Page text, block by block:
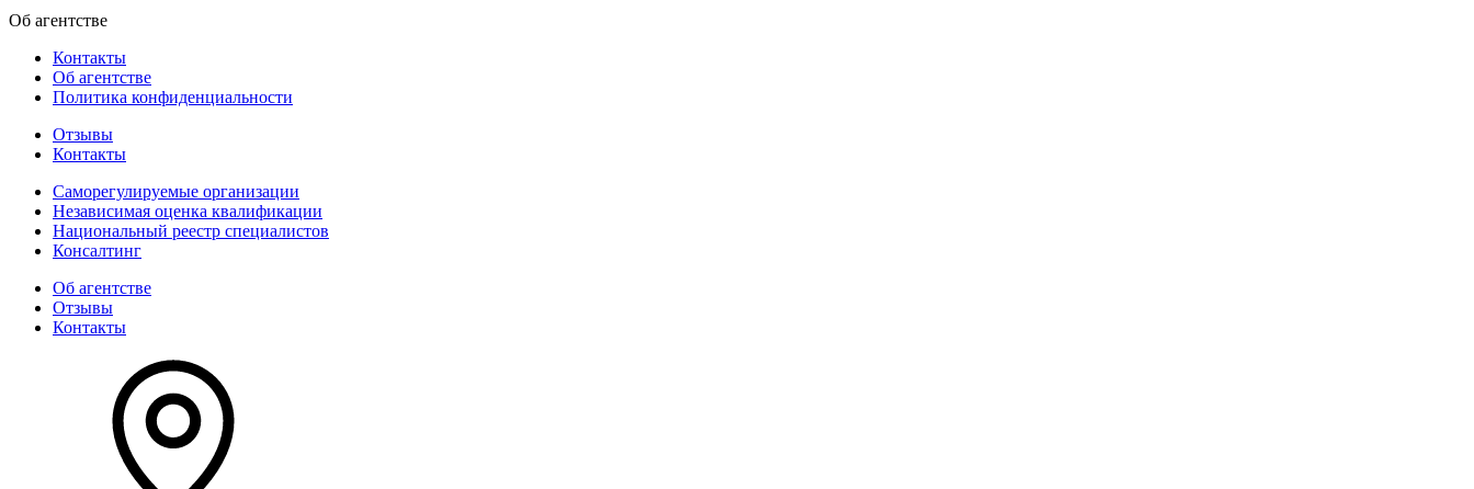
Об агентстве
Контакты
Об агентстве
Политика конфиденциальности
Отзывы
Контакты
Саморегулируемые организации
Независимая оценка квалификации
Национальный реестр специалистов
Консалтинг
Об агентстве
Отзывы
Контакты